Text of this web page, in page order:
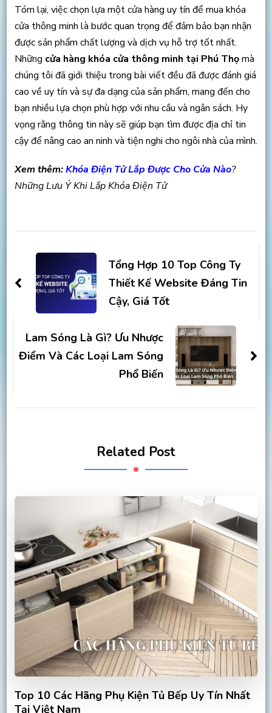
Tóm lại, việc chọn lựa một cửa hàng uy tín để mua khóa
cửa thông minh là bước quan trọng để đảm bảo bạn nhận
được sản phẩm chất lượng và dịch vụ hỗ trợ tốt nhất.
Những cửa hàng khóa cửa thông minh tại Phú Thọmà
chúng tôi đã giới thiệu trong bài viết đều đã được đánh giá
cao về uy tín và sự đa dạng của sản phẩm, mang đến cho
bạn nhiều lựa chọn phù hợp với nhu cầu và ngân sách. Hy
vọng rằng thông tin này sẽ giúp bạn tìm được địa chỉ tin
cậy để nâng cao an ninh và tiện nghi cho ngôi nhà của mình.
Xem thêm:Khóa Điện Tử Lắp Được Cho Cửa Nào?
Những Lưu Ý Khi Lắp Khóa Điện Tử
NavigationTổng Hợp 10 Top Công Ty
Thiết Kế Website Đáng Tin
Cậy, Giá Tốt
Lam Sóng Là Gì? Ưu Nhược
Điểm Và Các Loại Lam Sóng
Phổ Biến
Related Post
Top 10 Các Hãng Phụ Kiện Tủ Bếp Uy Tín Nhất
Tại Việt Nam